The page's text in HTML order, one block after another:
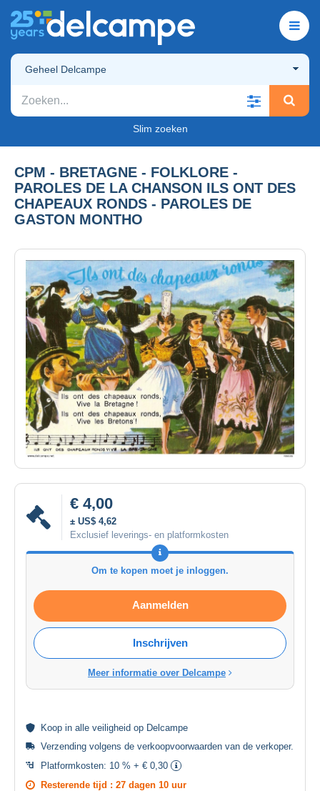
Geheel Delcampe
Slim zoeken
CPM - BRETAGNE - FOLKLORE -
PAROLES DE LA CHANSON ILS ONT DES
CHAPEAUX RONDS - PAROLES DE
GASTON MONTHO
€ 4,00
± US$ 4,62
Exclusief leverings- en platformkosten
Om te kopen moet je inloggen.
Aanmelden
Inschrijven
Meer informatie over Delcampe
Koop in alle veiligheid op Delcampe
Verzending volgens de verkoopvoorwaarden van de verkoper.
Platformkosten: 10 % + € 0,30
Resterende tijd : 27 dagen 10 uur